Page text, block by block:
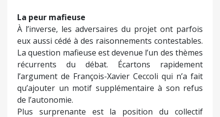
La peur mafieuse
À l’inverse, les adversaires du projet ont parfois
eux aussi cédé à des raisonnements contestables.
La question mafieuse est devenue l’un des thèmes
récurrents du débat. Écartons rapidement
l’argument de François-Xavier Ceccoli qui n’a fait
qu’ajouter un motif supplémentaire à son refus
de l’autonomie.
Plus surprenante est la position du collectif